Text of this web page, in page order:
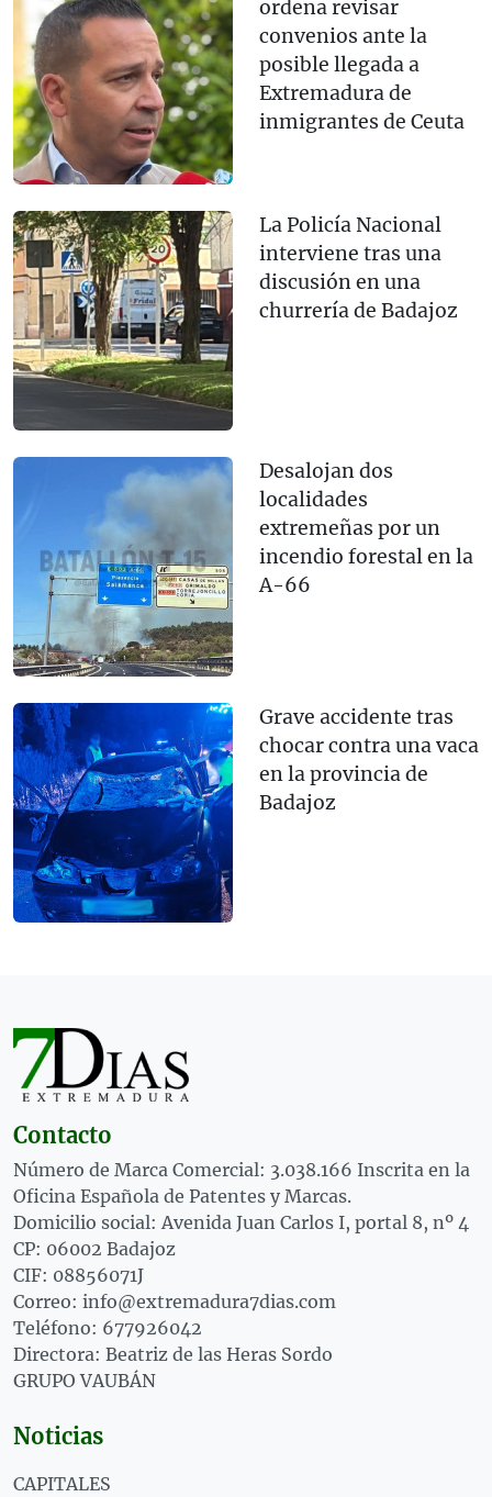
ordena revisar
convenios ante la
posible llegada a
Extremadura de
inmigrantes de Ceuta
La Policía Nacional
interviene tras una
discusión en una
churrería de Badajoz
Desalojan dos
localidades
extremeñas por un
incendio forestal en la
A-66
Grave accidente tras
chocar contra una vaca
en la provincia de
Badajoz
Contacto
Número de Marca Comercial: 3.038.166 Inscrita en la
Oficina Española de Patentes y Marcas.
Domicilio social: Avenida Juan Carlos I, portal 8, nº 4
CP: 06002 Badajoz
CIF: 08856071J
Correo: info@extremadura7dias.com
Teléfono: 677926042
Directora: Beatriz de las Heras Sordo
GRUPO VAUBÁN
Noticias
CAPITALES